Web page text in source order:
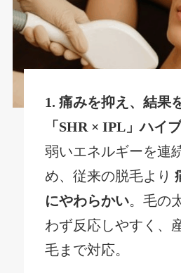
1. 痛みを抑え、結果
「SHR × IPL」ハイ
弱いエネルギーを連
め、従来の脱毛より
にやわらかい。毛の
わず反応しやすく、
毛まで対応。